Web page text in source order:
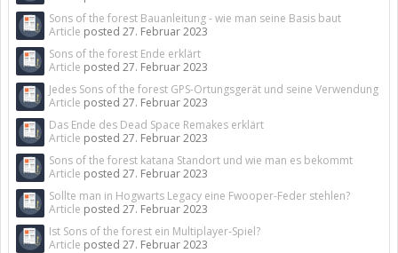
Sons of the forest Bauanleitung - wie man seine Basis baut
Article posted 27. Februar 2023
Sons of the forest Ende erklärt
Article posted 27. Februar 2023
Jedes Sons of the forest GPS-Ortungsgerät und seine Verwendung
Article posted 27. Februar 2023
Das Ende des Dead Space Remakes erklärt
Article posted 27. Februar 2023
Sons of the forest katana Standort und wie man es bekommt
Article posted 27. Februar 2023
Sollte man in Hogwarts Legacy eine Fwooper-Feder stehlen?
Article posted 27. Februar 2023
Ist Sons of the forest ein Multiplayer-Spiel?
Article posted 27. Februar 2023